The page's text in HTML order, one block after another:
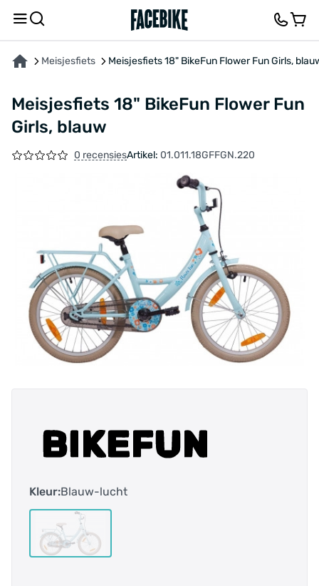
Meisjesfiets Meisjesfiets 18" BikeFun Flower Fun Girls,
Meisjesfiets 18" BikeFun Flower Fun
Girls, blauw
0 recensiesArtikel: 01.011.18GFFGN.220
Kleur:Blauw-lucht
OVER HET PRODUCT KENMERKENFEEDBACK EN VRAGEN